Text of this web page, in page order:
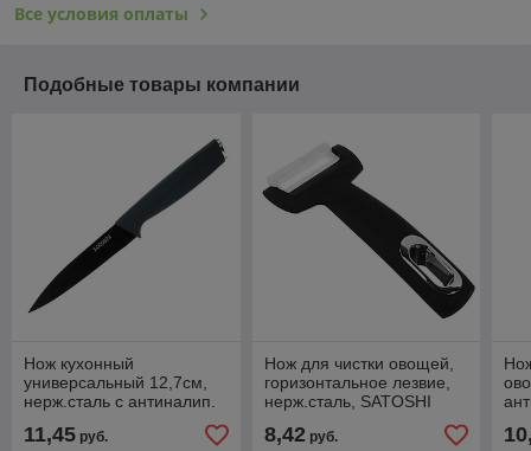
Все условия оплаты
Подобные товары компании
Нож кухонный
универсальный 12,7см,
нерж.сталь с антиналип.
SATOSHI Орис, 803-368
11,45 руб.
Нож для чистки овощей,
горизонтальное лезвие,
нерж.сталь, SATOSHI
8,42руб.